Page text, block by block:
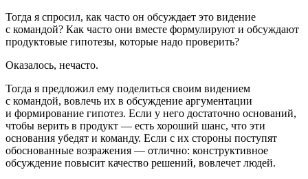
Тогда я спросил, как часто он обсуждает это видение
с командой? Как часто они вместе формулируют и обсуждают
продуктовые гипотезы, которые надо проверить?
Оказалось, нечасто.
Тогда я предложил ему поделиться своим видением
с командой, вовлечь их в обсуждение аргументации
и формирование гипотез. Если у него достаточно оснований,
чтобы верить в продукт — есть хороший шанс, что эти
основания убедят и команду. Если с их стороны поступят
обоснованные возражения — отлично: конструктивное
обсуждение повысит качество решений, вовлечет людей.